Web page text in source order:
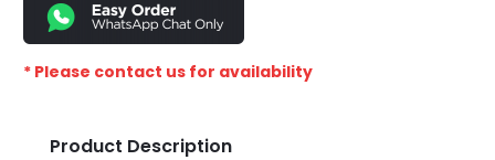
* Please contact us for availability
Product Description